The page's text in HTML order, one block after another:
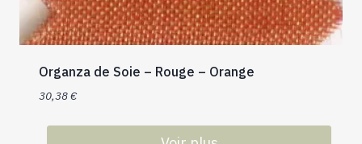
Organza de Soie – Rouge – Orange
30,38€